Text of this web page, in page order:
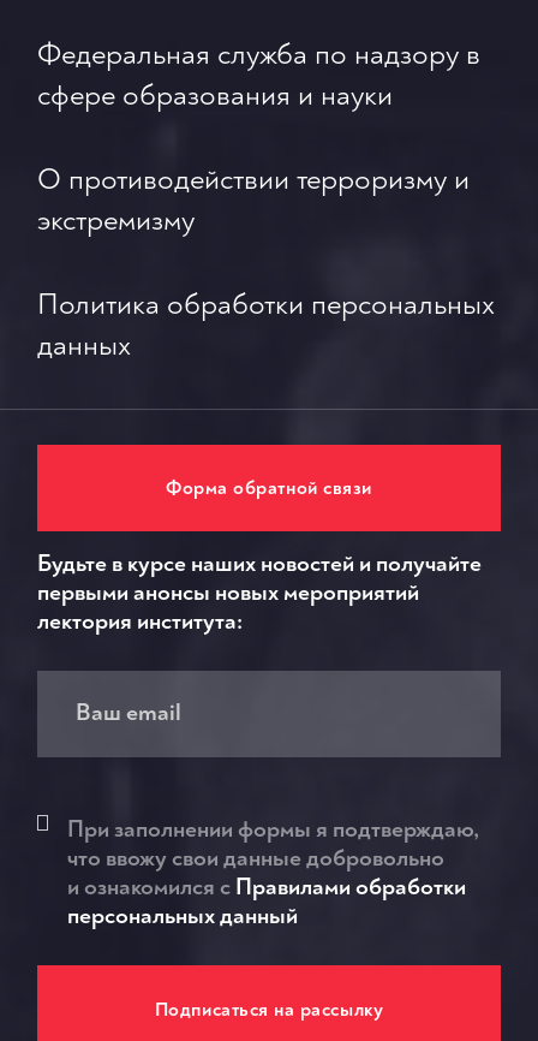
Федеральная служба по надзору в
сфере образования и науки
О противодействии терроризму и
экстремизму
Политика обработки персональных
данных
Форма обратной связи
Будьте в курсе наших новостей и получайте
первыми анонсы новых мероприятий
лектория института:
При заполнении формы я подтверждаю,
что ввожу свои данные добровольно
и ознакомился c Правилами обработки
персональных данный